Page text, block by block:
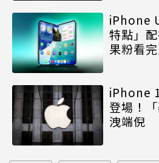
iPhone
特點」
果粉看
iPhone
登場！
洩端倪